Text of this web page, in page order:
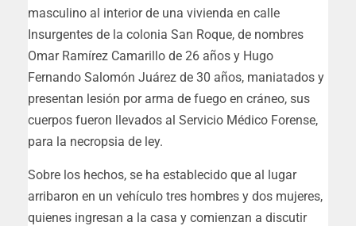
masculino al interior de una vivienda en calle
Insurgentes de la colonia San Roque, de nombres
Omar Ramírez Camarillo de 26 años y Hugo
Fernando Salomón Juárez de 30 años, maniatados y
presentan lesión por arma de fuego en cráneo, sus
cuerpos fueron llevados al Servicio Médico Forense,
para la necropsia de ley.
Sobre los hechos, se ha establecido que al lugar
arribaron en un vehículo tres hombres y dos mujeres,
quienes ingresan a la casa y comienzan a discutir